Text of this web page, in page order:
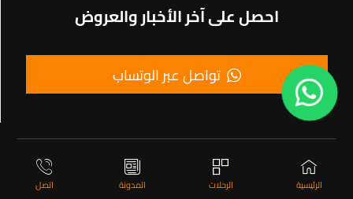
احصل على آخر الأخبار والعروض
تواصل عبر الوتساب
الرئيسية الرحلات المدونة اتصل